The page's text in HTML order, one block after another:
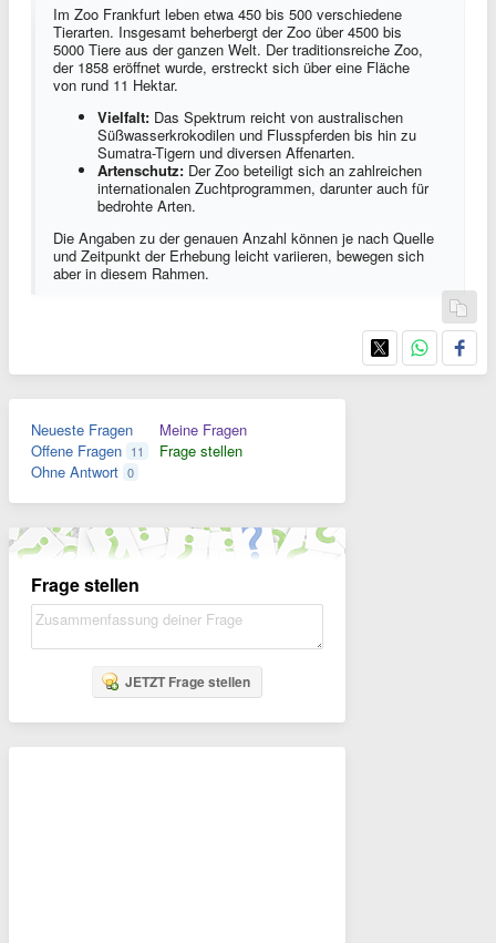
Im Zoo Frankfurt leben etwa 450 bis 500 verschiedene
Tierarten. Insgesamt beherbergt der Zoo über 4500 bis
5000 Tiere aus der ganzen Welt. Der traditionsreiche Zoo,
der 1858 eröffnet wurde, erstreckt sich über eine Fläche
von rund 11 Hektar.
Vielfalt: Das Spektrum reicht von australischen
Süßwasserkrokodilen und Flusspferden bis hin zu
Sumatra-Tigern und diversen Affenarten.
Artenschutz: Der Zoo beteiligt sich an zahlreichen
internationalen Zuchtprogrammen, darunter auch für
bedrohte Arten.
Die Angaben zu der genauen Anzahl können je nach Quelle
und Zeitpunkt der Erhebung leicht variieren, bewegen sich
aber in diesem Rahmen.
Neueste Fragen
Offene Fragen 11
Ohne Antwort 0
Meine Fragen
Frage stellen
Frage stellen
JETZT Frage stellen